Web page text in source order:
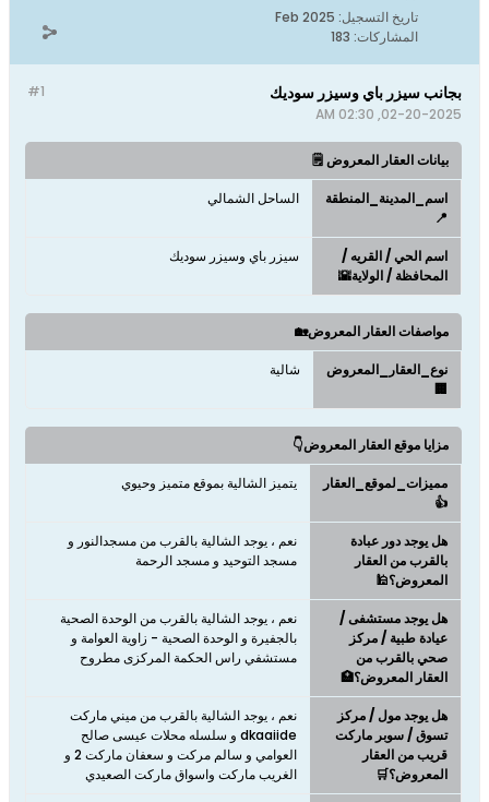
تاريخ التسجيل: Feb 2025
المشاركات: 183
#1 بجانب سيزر باي وسيزر سوديك
02-20-2025, 02:30 AM
بيانات العقار المعروض 🗒️
اسم_المدينة_المنطقة
📍
الساحل الشمالي
اسم الحي / القريه /
المحافظة / الولاية🌇
سيزر باي وسيزر سوديك
مواصفات العقار المعروض🏡
نوع_العقار_المعروض
🏢
شالية
مزايا موقع العقار المعروض👇
مميزات_لموقع_العقار
👍
يتميز الشالية بموقع متميز وحيوي
هل يوجد دور عبادة
بالقرب من العقار
المعروض؟🕌
نعم ، يوجد الشالية بالقرب من مسجدالنور و
مسجد التوحيد و مسجد الرحمة
هل يوجد مستشفى /
عيادة طبية / مركز
صحي بالقرب من
العقار المعروض؟🏥
نعم ، يوجد الشالية بالقرب من الوحدة الصحية
بالجفيرة و الوحدة الصحية - زاوية العوامة و
مستشفي راس الحكمة المركزى مطروح
هل يوجد مول / مركز
تسوق / سوبر ماركت
قريب من العقار
المعروض؟🛒
نعم ، يوجد الشالية بالقرب من ميني ماركت
dkaaiide و سلسله محلات عيسى صالح
العوامي و سالم مركت و سعفان ماركت 2 و
الغريب ماركت واسواق ماركت الصعيدي